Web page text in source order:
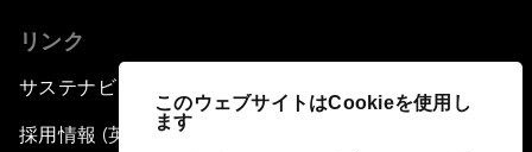
このウェブサイトはCookieを使用し
ます
リンク
サステナビリティへの取り組み
採用情報 (英語のみ)